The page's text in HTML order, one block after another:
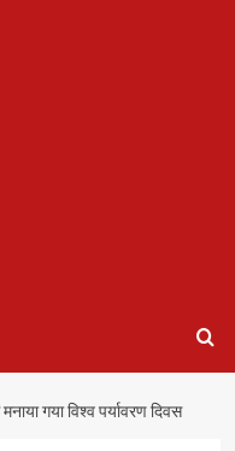
गया विश्व पर्यावरण दिवस